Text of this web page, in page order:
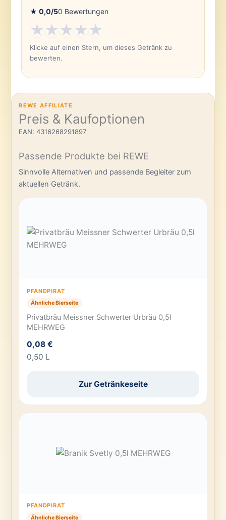
★ 0,0/50 Bewertungen
★★★★★
Klicke auf einen Stern, um dieses Getränk zu
bewerten.
REWE AFFILIATE
Preis & Kaufoptionen
EAN: 4316268291897
Passende Produkte bei REWE
Sinnvolle Alternativen und passende Begleiter zum
aktuellen Getränk.
PFANDPIRAT
Ähnliche Bierseite
Privatbräu Meissner Schwerter Urbräu 0,5l
MEHRWEG
0,08 €
0,50 L
Zur Getränkeseite
PFANDPIRAT
Ähnliche Bierseite